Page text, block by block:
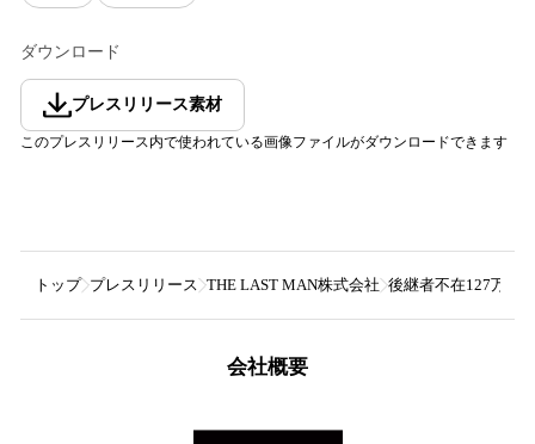
ダウンロード
プレスリリース素材
このプレスリリース内で使われている画像ファイルがダウンロードできます
トップ プレスリリース THE LAST MAN株式会社 後継者不在127万社
会社概要